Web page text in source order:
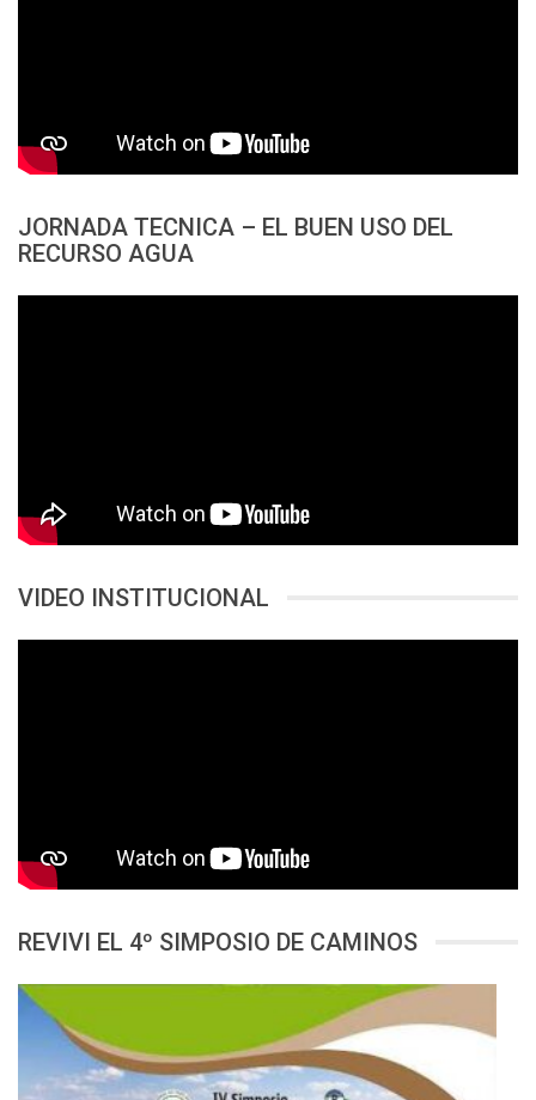
JORNADA TECNICA – EL BUEN USO DEL
RECURSO AGUA
VIDEO INSTITUCIONAL
REVIVI EL 4º SIMPOSIO DE CAMINOS